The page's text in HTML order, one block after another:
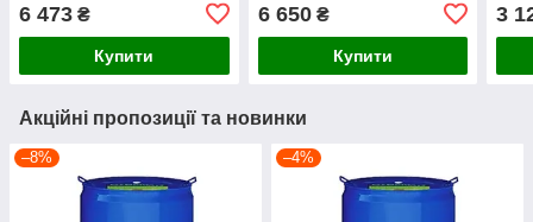
6 473 ₴
Купити
6 650₴
Купити
3
Акційні пропозиції та новинки
–8% –4%